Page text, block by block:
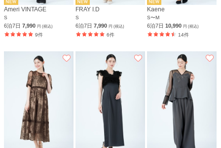
Ameri VINTAGE
S
6泊7日 7,990 円 (税込)
9件
FRAY I.D
S
6泊7日7,990円 (税込)
6件
Kaene
S〜M
6泊7日10,990円 (税込)
14件